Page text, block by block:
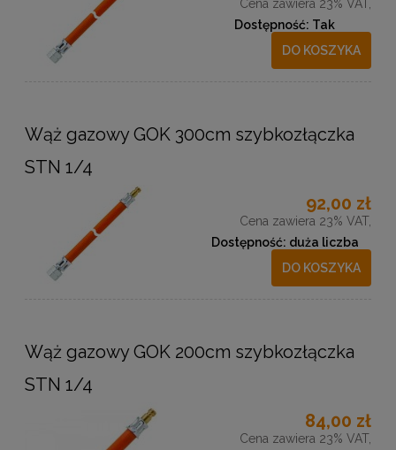
Cena zawiera 23% VAT,
Dostępność: Tak
DO KOSZYKA
Wąż gazowy GOK 300cm szybkozłączka
STN 1/4
92,00 zł
Cena zawiera 23% VAT,
Dostępność: duża liczba
DO KOSZYKA
Wąż gazowy GOK 200cm szybkozłączka
STN 1/4
84,00 zł
Cena zawiera 23% VAT,